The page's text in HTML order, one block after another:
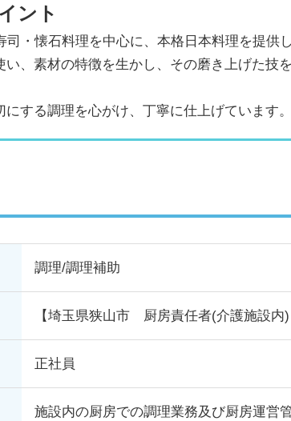
ント
司・懐石料理を中心に、本格日本料理を提供
い、素材の特徴を生かし、その磨き上げた技
する調理を心がけ、丁寧に仕上げています。
調理/調理補助
【埼玉県狭山市 厨房責任者(介護施設
正社員
施設内の厨房での調理業務及び厨房運営